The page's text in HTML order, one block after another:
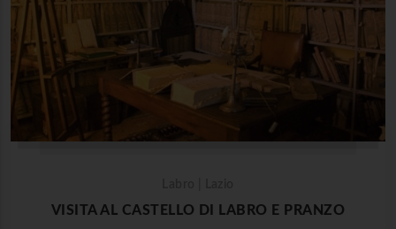
VISITA AL CASTELLO DI LABRO E PRANZO